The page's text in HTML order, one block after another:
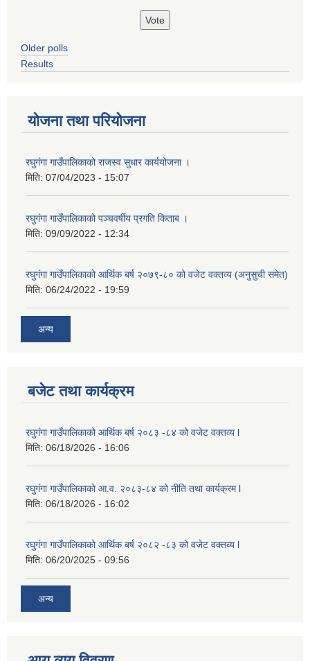
Older polls
Results
योजना तथा परियोजना
रघुगंगा गाउँपालिकाको राजस्व सुधार कार्ययोजना ।
मिति: 07/04/2023 - 15:07
रघुगंगा गाउँपालिकाको पञ्चवर्षीय प्रगति किताब ।
मिति: 09/09/2022 - 12:34
रघुगंगा गाउँपालिकाको आर्थिक बर्ष २०७९-८० को वजेट वक्तव्य (अनुसुची समेत)
मिति: 06/24/2022 - 19:59
अन्य
बजेट तथा कार्यक्रम
रघुगंगा गाउँपालिकाको आर्थिक बर्ष २०८३ -८४ को वजेट वक्तव्य l
मिति: 06/18/2026 - 16:06
रघुगंगा गाउँपालिकाको आ.व. २०८३-८४ को नीति तथा कार्यक्रम l
मिति: 06/18/2026 - 16:02
रघुगंगा गाउँपालिकाको आर्थिक बर्ष २०८२ -८३ को वजेट वक्तव्य l
मिति: 06/20/2025 - 09:56
अन्य